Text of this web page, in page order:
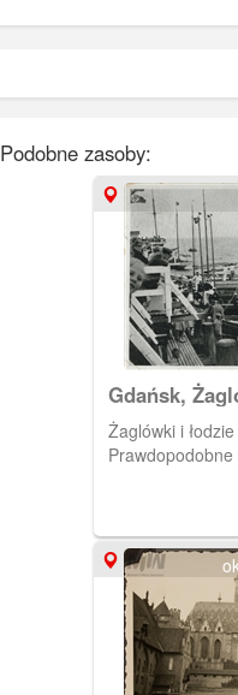
Podobne zasoby:
Gdańsk,
molo w
Żaglówki i